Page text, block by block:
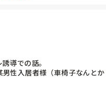
導での話。
性入居者様（車椅子なんとか
んとか可能、立位からの方向